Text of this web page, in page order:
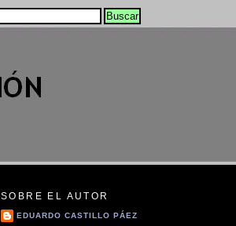
SOBRE EL AUTOR
EDUARDO CASTILLO PÁEZ